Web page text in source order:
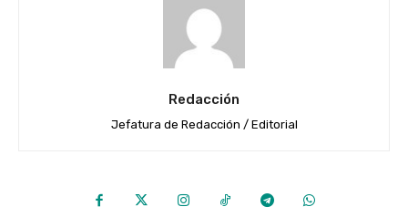
Redacción
Jefatura de Redacción / Editorial